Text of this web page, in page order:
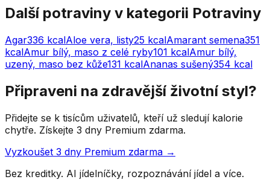
Další potraviny v kategorii Potraviny
Agar336 kcalAloe vera, listy25 kcalAmarant semena351
kcalAmur bílý, maso z celé ryby101 kcalAmur bílý,
uzený, maso bez kůže131 kcalAnanas sušený354 kcal
Připraveni na zdravější životní styl?
Přidejte se k tisícům uživatelů, kteří už sledují kalorie
chytře. Získejte 3 dny Premium zdarma.
Vyzkoušet 3 dny Premium zdarma →
Bez kreditky. AI jídelníčky, rozpoznávání jídel a více.